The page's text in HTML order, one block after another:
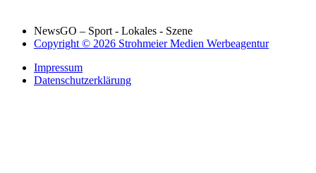
NewsGO – Sport - Lokales - Szene
Copyright © 2026 Strohmeier Medien Werbeagentur
Impressum
Datenschutzerklärung